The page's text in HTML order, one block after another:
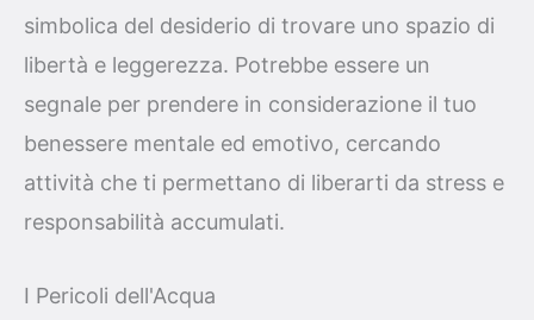
simbolica del desiderio di trovare uno spazio di
libertà e leggerezza. Potrebbe essere un
segnale per prendere in considerazione il tuo
benessere mentale ed emotivo, cercando
attività che ti permettano di liberarti da stress e
responsabilità accumulati.
I Pericoli dell'Acqua